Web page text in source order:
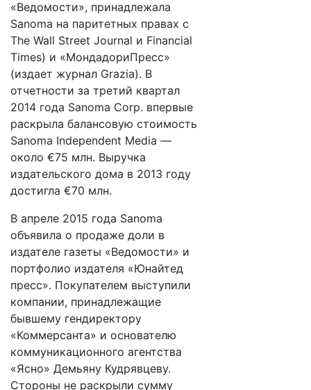
«Ведомости», принадлежала
Sanoma на паритетных правах с
The Wall Street Journal и Financial
Times) и «МондадориПресс»
(издает журнал Grazia). В
отчетности за третий квартал
2014 года Sanoma Corp. впервые
раскрыла балансовую стоимость
Sanoma Independent Media —
около €75 млн. Выручка
издательского дома в 2013 году
достигла €70 млн.
В апреле 2015 года Sanoma
объявила о продаже доли в
издателе газеты «Ведомости» и
портфолио издателя «Юнайтед
пресс». Покупателем выступили
компании, принадлежащие
бывшему гендиректору
«Коммерсанта» и основателю
коммуникационного агентства
«Ясно» Демьяну Кудрявцеву.
Стороны не раскрыли сумму